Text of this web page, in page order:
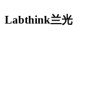
Labthink兰光